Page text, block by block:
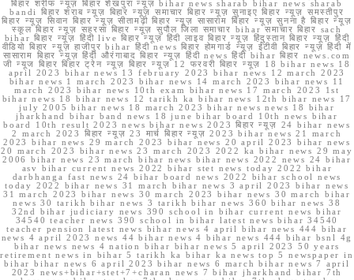
बिहार शरीफ न्यूज़ बिहार शेखपुरा न्यूज़ bihar news sharab bihar news sharab
bandi बिहार शराब न्यूज़ बिहार न्यूज़ समाचार बिहार न्यूज़ सुनाइए बिहार न्यूज़ समस्तीपुर
बिहार न्यूज़ सिवान बिहार न्यूज़ सीतामढ़ी बिहार न्यूज़ सासाराम बिहार न्यूज़ सुनना है बिहार न्यूज़
स्कूल बिहार न्यूज़ सहरसा बिहार न्यूज़ सुपौल जिला समाचार bihar समाचार बिहार sach
bihar बिहार न्यूज़ हिंदी live बिहार न्यूज़ हिंदी लाइव बिहार न्यूज़ हिंदुस्तान बिहार न्यूज़ हिंदी
वीडियो बिहार न्यूज़ हाजीपुर bihar हिंदी news बिहार होमगार्ड न्यूज़ ईटीवी बिहार न्यूज़ हिंदी में
सासाराम बिहार न्यूज़ हिंदी औरंगाबाद बिहार न्यूज़ हिंदी news हिंदी bihar बिहार news.com
जी न्यूज बिहार बिहार ट्रेन न्यूज़ बिहार न्यूज़ 12 फरवरी बिहार न्यूज़ 18 bihar news 18
april 2023 bihar news 13 february 2023 bihar news 12 march 2023
bihar news 1 march 2023 bihar news 14 march 2023 bihar news 11
march 2023 bihar news 10th exam bihar news 17 march 2023 1st
bihar news 18 bihar news 12 tarikh ka bihar news 12th bihar news 17
july 2005 bihar news 18 march 2023 bihar news news 18 bihar
jharkhand bihar band news 18 june bihar board 10th news bihar
board 10th result 2023 news bihar news 2023 बिहार न्यूज़ 24 bihar news
2 march 2023 बिहार न्यूज़ 23 मार्च बिहार न्यूज़ 2023 bihar news 21 march
2023 bihar news 29 march 2023 bihar news 20 april 2023 bihar news
20 march 2023 bihar news 23 march 2023 2022 ka bihar news 29 may
2006 bihar news 23 march bihar news bihar news 2022 news 24 bihar
asv bihar current news 2022 bihar stet news today 2022 bihar
darbhanga fast news 24 bihar board news 2022 bihar school news
today 2022 bihar news 31 march bihar news 3 april 2023 bihar news
31 march 2023 bihar news 30 march 2023 bihar news 30 march bihar
news 30 tarikh bihar news 3 tarikh bihar news 360 bihar news 38
32nd bihar judiciary news 390 school in bihar current news bihar
34540 teacher news 390 school in bihar latest news bihar 34540
teacher pension latest news bihar news 4 april bihar news 444 bihar
news 4 april 2023 news 44 bihar news 4 bihar news 444 bihar bsnl 4g
bihar news news 4 nation bihar bihar news 5 april 2023 50 years
retirement news in bihar 5 tarikh ka bihar ka news top 5 newspaper in
bihar bihar news 6 april 2023 bihar news 6 march bihar news 7 april
2023 news+bihar+stet+7+charan news 7 bihar jharkhand bihar 7th